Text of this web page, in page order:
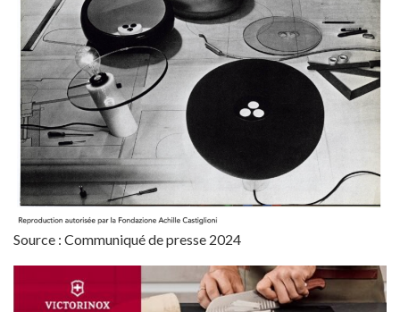
Source : Communiqué de presse 2024